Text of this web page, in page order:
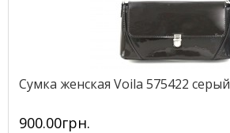
Сумка женская Voila 575422 серый
900.00грн.